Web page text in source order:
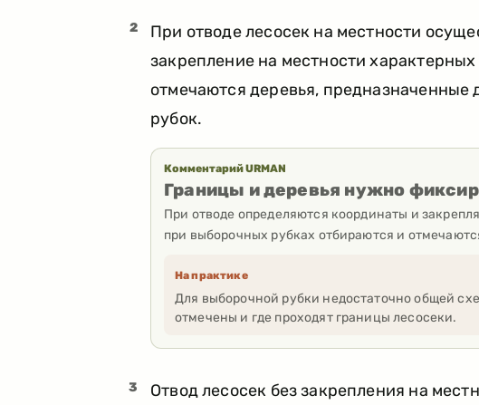
2
При отводе лесосек на местности
закрепление на местности
отмечаются деревья,
рубок.
Комментарий URMAN
Границы и деревья нужно
При отводе определяются координаты и
при выборочных рубках отбираются и
На практике
Для выборочной рубки недостаточно общей
отмечены и где проходят границы лесосеки.
3
Отвод лесосек без закрепления на